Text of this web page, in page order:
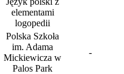
elementami
logopedii
Polska Szkoła
im. Adama
Mickiewicza w
Palos Park
-